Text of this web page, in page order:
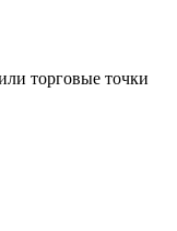
торговые точки